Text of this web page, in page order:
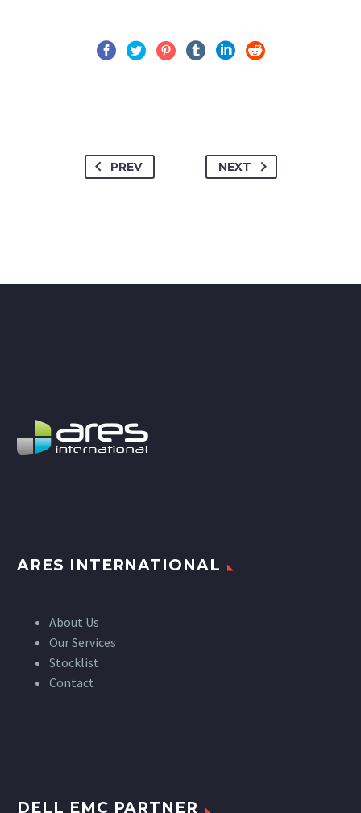
PREV NEXT
ARES INTERNATIONAL
About Us
Our Services
Stocklist
Contact
DELL EMC PARTNER